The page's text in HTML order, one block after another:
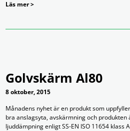
Läs mer >
Golvskärm Al80
8 oktober, 2015
Månadens nyhet är en produkt som
bra anslagsyta, avskärmning och produkten
ljuddämpning enligt SS-EN ISO 11654 klass